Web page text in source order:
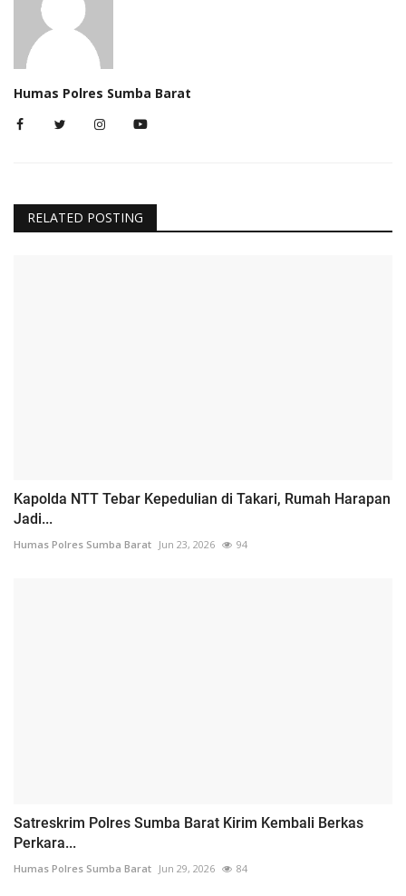
Humas Polres Sumba Barat
RELATED POSTING
Kapolda NTT Tebar Kepedulian di Takari, Rumah Harapan
Jadi...
Humas Polres Sumba Barat Jun 23, 2026 94
Satreskrim Polres Sumba Barat Kirim Kembali Berkas
Perkara...
Humas Polres Sumba Barat Jun 29, 2026 84